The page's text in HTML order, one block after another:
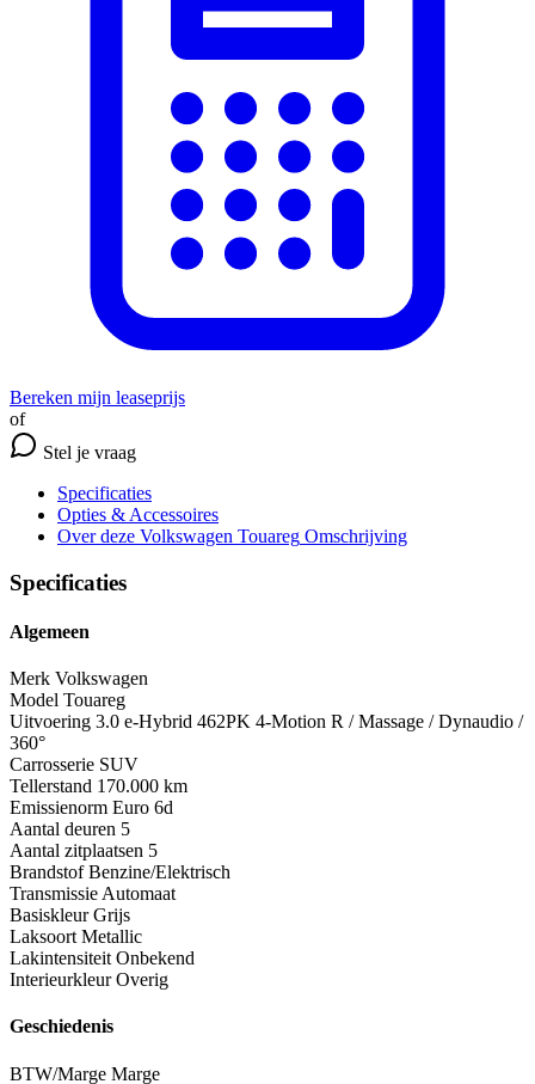
Bereken mijn leaseprijs
of
Stel je vraag
Specificaties
Opties & Accessoires
Over deze Volkswagen Touareg Omschrijving
Specificaties
Algemeen
Merk Volkswagen
Model Touareg
Uitvoering 3.0 e-Hybrid 462PK 4-Motion R / Massage / Dynaudio /
360°
Carrosserie SUV
Tellerstand 170.000 km
Emissienorm Euro 6d
Aantal deuren 5
Aantal zitplaatsen 5
Brandstof Benzine/Elektrisch
Transmissie Automaat
Basiskleur Grijs
Laksoort Metallic
Lakintensiteit Onbekend
Interieurkleur Overig
Geschiedenis
BTW/Marge Marge